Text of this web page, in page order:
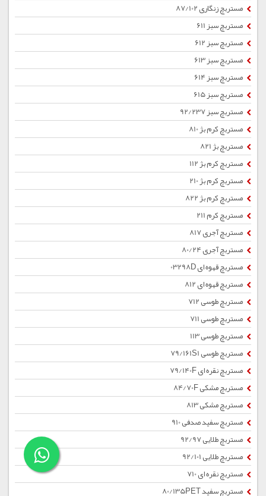
مستربچ زنگاری 87/102
مستربچ سبز 611
مستربچ سبز 612
مستربچ سبز 613
مستربچ سبز 614
مستربچ سبز 615
مستربچ سبز 92/237
مستربچ کرم بژ 810
مستربچ بژ 821
مستربچ کرم بژ 112
مستربچ کرم بژ 210
مستربچ کرم بژ 822
مستربچ کرم 211
مستربچ آجری 817
مستربچ آجری 80/24
مستربچ قهوه ای 03298D
مستربچ قهوه ای 812
مستربچ طوسی 712
مستربچ طوسی 711
مستربچ طوسی 113
مستربچ طوسی 79/161S1
مستربچ نقره ای 79/140F
مستربچ مشکی 84/70F
مستربچ مشکی 813
مستربچ سفید صدفی 910
مستربچ طلایی 92/97
مستربچ طلایی 92/101
مستربچ نقره ای 710
مستربچ سفید 80/135PET